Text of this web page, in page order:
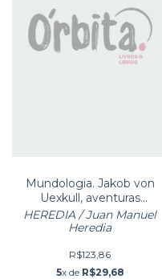
Mundologia. Jakob von
Uexkull, aventuras
inactuales de un personaje
concept
HEREDIA / Juan Manuel
Heredia
R$123,86
5x de R$29,68